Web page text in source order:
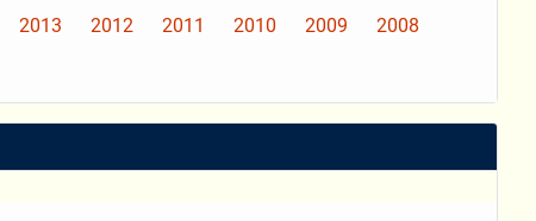
2013 2012 2011 2010 2009
2008